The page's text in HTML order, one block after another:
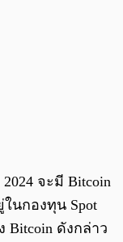
จะมี Bitcoin
ในกองทุน Spot
Bitcoin ดังกล่าว